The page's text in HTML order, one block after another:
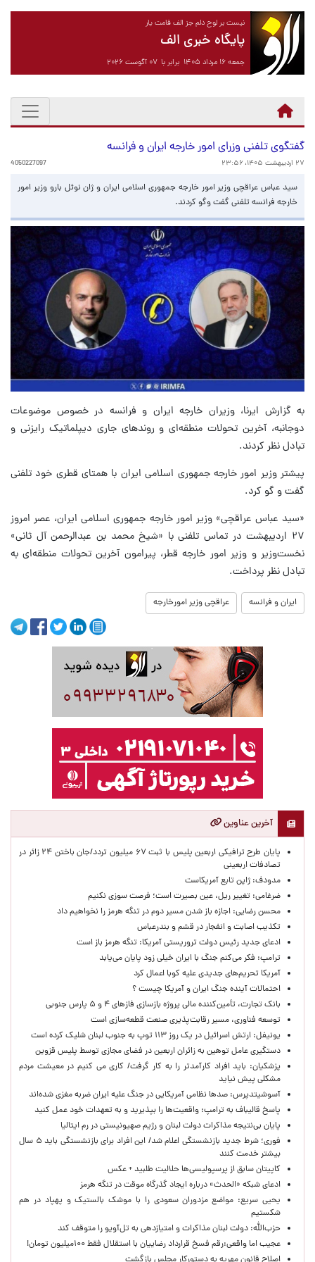
نیست بر لوح دلم جز الف قامت یار
پایگاه خبری الف
جمعه ۱۶ مرداد ۱۴۰۵ برابر با ۰۷ آگوست ۲۰۲۶
گفتگوی تلفنی وزرای امور خارجه ایران و فرانسه
۲۷ اردیبهشت ۱۴۰۵، ۲۳:۵۶ 4050227097
سید عباس عراقچی وزیر امور خارجه جمهوری اسلامی ایران و ژان نوئل بارو وزیر امور
خارجه فرانسه تلفنی گفت وگو کردند.
به گزارش ایرنا، وزیران خارجه ایران و فرانسه در خصوص موضوعات
دوجانبه، آخرین تحولات منطقه‌ای و روندهای جاری دیپلماتیک رایزنی و
تبادل نظر کردند.
پیشتر وزیر امور خارجه جمهوری اسلامی ایران با همتای قطری خود تلفنی
گفت و گو کرد.
«سید عباس عراقچی» وزیر امور خارجه جمهوری اسلامی ایران، عصر امروز
۲۷ اردیبهشت در تماس تلفنی با «شیخ محمد بن عبدالرحمن آل ثانی»
نخست‌وزیر و وزیر امور خارجه قطر، پیرامون آخرین تحولات منطقه‌ای به
تبادل نظر پرداخت.
ایران و فرانسه عراقچی وزیر امورخارجه
آخرین عناوین
پایان طرح ترافیکی اربعین پلیس با ثبت ۶۷ میلیون تردد/جان باختن ۲۴ زائر در
تصادفات اربعینی
مدودف: ژاپن تابع آمریکاست
ضرغامی: تغییر ریل، عین بصیرت است؛ فرصت سوزی نکنیم
محسن رضایی: اجازه باز شدن مسیر دوم در تنگه هرمز را نخواهیم داد
تکذیب اصابت و انفجار در قشم و بندرعباس
ادعای جدید رئیس دولت تروریستی آمریکا: تنگه هرمز باز است
ترامپ: فکر می‌کنم جنگ با ایران خیلی زود پایان می‌یابد
آمریکا تحریم‌های جدیدی علیه کوبا اعمال کرد
احتمالات آینده جنگ ایران و آمریکا چیست ؟
بانک تجارت، تأمین‌کننده مالی پروژه بازسازی فازهای ۴ و ۵ پارس جنوبی
توسعه فناوری، مسیر رقابت‌پذیری صنعت قطعه‌سازی است
یونیفل: ارتش اسرائیل در یک روز ۱۱۳ توپ به جنوب لبنان شلیک کرده است
دستگیری عامل توهین به زائران اربعین در فضای مجازی توسط پلیس قزوین
پزشکیان: باید افراد کارآمدتر را به کار گرفت/ کاری می کنیم در معیشت مردم
مشکلی پیش نیاید
آسوشیتدپرس: صدها نظامی آمریکایی در جنگ علیه ایران ضربه مغزی شده‌اند
پاسخ قالیباف به ترامپ: واقعیت‌ها را بپذیرید و به تعهدات خود عمل کنید
پایان بی‌نتیجه مذاکرات دولت لبنان و رژیم صهیونیستی در رم ایتالیا
فوری؛ شرط جدید بازنشستگی اعلام شد/ این افراد برای بازنشستگی باید ۵ سال
بیشتر خدمت کنند
کاپیتان سابق از پرسپولیسی‌ها حلالیت طلبید + عکس
ادعای شبکه «الحدث» درباره ایجاد گذرگاه موقت در تنگه هرمز
یحیی سریع: مواضع مزدوران سعودی را با موشک بالستیک و پهپاد در هم
شکستیم
حزب‌الله: دولت لبنان مذاکرات و امتیازدهی به تل‌آویو را متوقف کند
عجیب اما واقعی:رقم فسخ قرارداد رضاییان با استقلال فقط ۱۰۰میلیون تومان!